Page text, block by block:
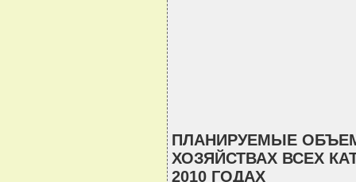
ПЛАНИРУЕМЫЕ
ХОЗЯЙСТВАХ ВСЕХ
2010 ГОДАХ